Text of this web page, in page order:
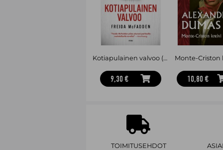
Kotiapulainen valvoo (pokkari)
9,30 €
Monte-Criston
10,80 €
TOIMITUSEHDOT